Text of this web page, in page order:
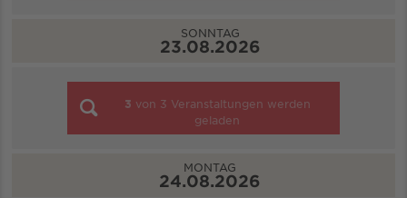
SONNTAG
23.08.2026
3 von 3 Veranstaltungen werden
geladen
MONTAG
24.08.2026